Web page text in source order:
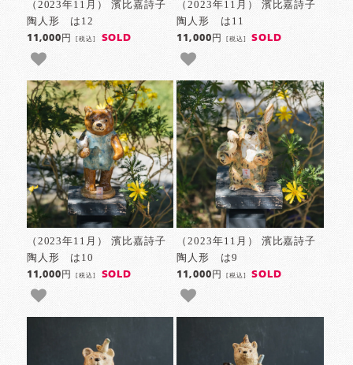
（2023年11月） 濱比嘉詩子
陶人形 は12
11,000円[税込] SOLD
（2023年11月） 濱比嘉詩子
陶人形 は11
11,000円 [税込] SOLD
（2023年11月） 濱比嘉詩子
陶人形 は10
11,000円[税込] SOLD
（2023年11月） 濱比嘉詩子
陶人形 は9
11,000円 [税込] SOLD